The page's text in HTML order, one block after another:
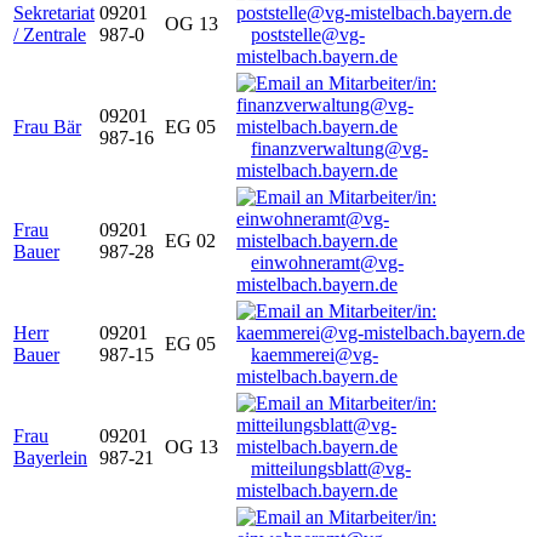
Sekretariat
/ Zentrale
09201
987-0
OG 13
poststelle@vg-
mistelbach.bayern.de
Frau Bär
09201
987-16
EG 05
finanzverwaltung@vg-
mistelbach.bayern.de
Frau
Bauer
09201
987-28
EG 02
einwohneramt@vg-
mistelbach.bayern.de
Herr
Bauer
09201
987-15
EG 05
kaemmerei@vg-
mistelbach.bayern.de
Frau
Bayerlein
09201
987-21
OG 13
mitteilungsblatt@vg-
mistelbach.bayern.de